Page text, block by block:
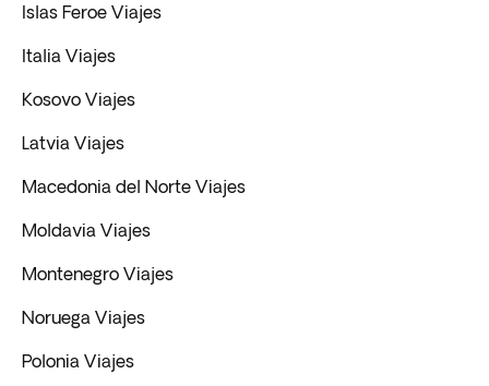
Islas Feroe Viajes
Italia Viajes
Kosovo Viajes
Latvia Viajes
Macedonia del Norte Viajes
Moldavia Viajes
Montenegro Viajes
Noruega Viajes
Polonia Viajes